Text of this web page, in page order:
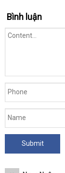
chắc
chắn
lượng
hơn
cân
cửa
.
bóng
kỳ”
Bình luận